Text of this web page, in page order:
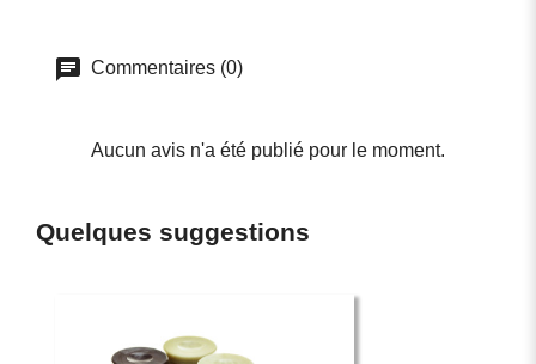
Commentaires (0)
Aucun avis n'a été publié pour le moment.
Quelques suggestions